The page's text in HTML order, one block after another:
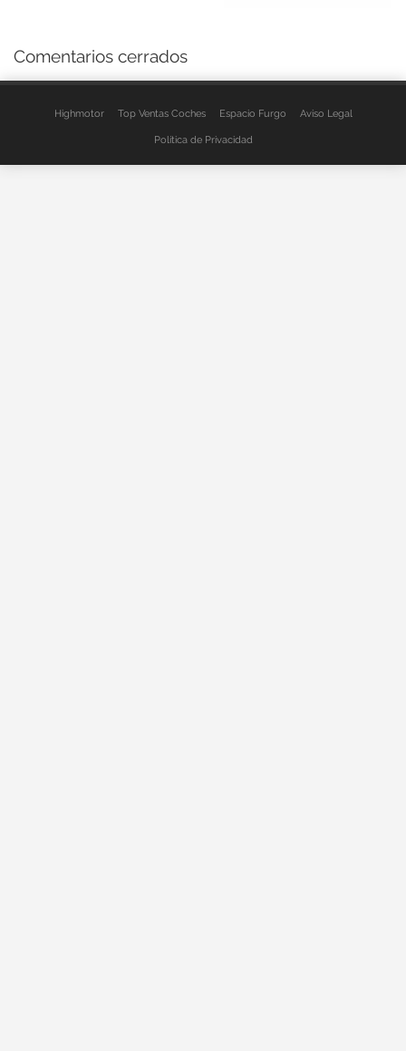
Comentarios cerrados
Highmotor Top Ventas Coches Espacio Furgo Aviso Legal
Política de Privacidad